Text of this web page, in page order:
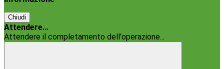
Chiudi
Attendere...
Attendere il completamento dell'operazione...